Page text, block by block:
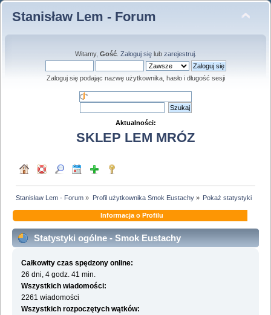
Stanisław Lem - Forum
Witamy, Gość. Zaloguj sięlub zarejestruj.
Zaloguj się podając nazwę użytkownika, hasło i długość sesji
Aktualności:
SKLEP LEM MRÓZ
Stanisław Lem - Forum » Profil użytkownika Smok Eustachy» Pokaż statystyki
Informacja o Profilu
Statystyki ogólne - Smok Eustachy
Całkowity czas spędzony online:
26 dni, 4 godz. 41 min.
Wszystkich wiadomości:
2261 wiadomości
Wszystkich rozpoczętych wątków: